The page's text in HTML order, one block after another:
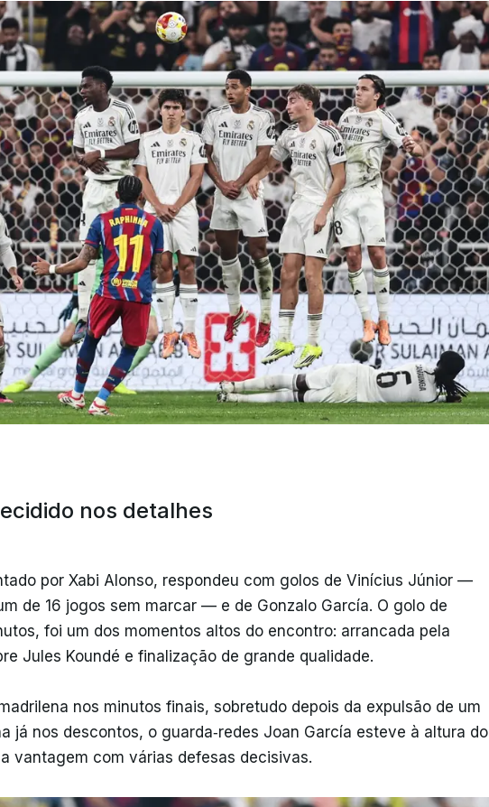
nos detalhes
por Xabi Alonso, respondeu com golos de Vinícius Júnior —
de 16 jogos sem marcar — e de Gonzalo García. O golo de
foi um dos momentos altos do encontro: arrancada pela
Jules Koundé e finalização de grande qualidade.
nos minutos finais, sobretudo depois da expulsão de um
já nos descontos, o guarda‑redes Joan García esteve à altura do
vantagem com várias defesas decisivas.